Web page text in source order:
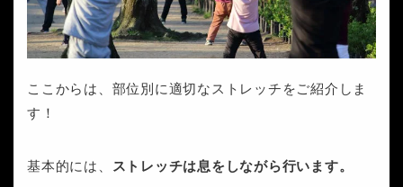
ここからは、部位別に適切なストレッチをご紹介しま
す！
基本的には、 ストレッチは息をしながら行います。